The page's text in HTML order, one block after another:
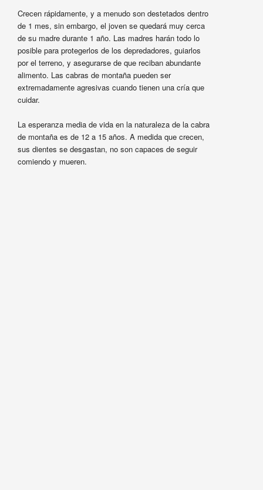
Crecen rápidamente, y a menudo son destetados dentro
de 1 mes, sin embargo, el joven se quedará muy cerca
de su madre durante 1 año. Las madres harán todo lo
posible para protegerlos de los depredadores, guiarlos
por el terreno, y asegurarse de que reciban abundante
alimento. Las cabras de montaña pueden ser
extremadamente agresivas cuando tienen una cría que
cuidar.
La esperanza media de vida en la naturaleza de la cabra
de montaña es de 12 a 15 años. A medida que crecen,
sus dientes se desgastan, no son capaces de seguir
comiendo y mueren.